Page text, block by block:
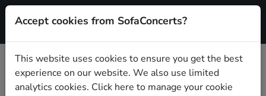
Signup
Book Pop wedding singers in
Accept cookies from SofaConcerts?
This website uses cookies to ensure you get the best
experience on our website. We also use limited
analytics cookies. Click here to manage your cookie